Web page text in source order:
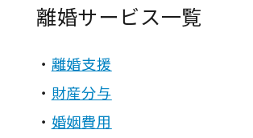
離婚サービス一覧
離婚支援
財産分与
婚姻費用